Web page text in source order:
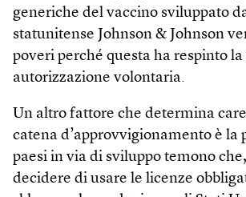
generiche del vaccino sviluppato
statunitense Johnson & Johnson
poveri perché questa ha respinto
autorizzazione volontaria.
Un altro fattore che determina
catena d’approvvigionamento è la
paesi in via di sviluppo temono
decidere di usare le licenze